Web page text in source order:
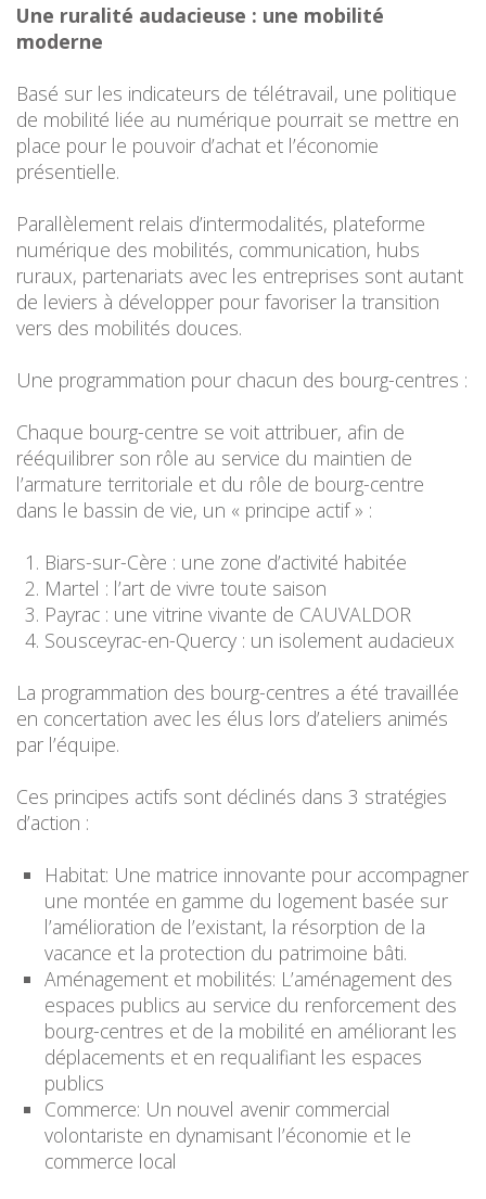
Une ruralité audacieuse : une mobilité
moderne
Basé sur les indicateurs de télétravail, une politique
de mobilité liée au numérique pourrait se mettre en
place pour le pouvoir d’achat et l’économie
présentielle.
Parallèlement relais d’intermodalités, plateforme
numérique des mobilités, communication, hubs
ruraux, partenariats avec les entreprises sont autant
de leviers à développer pour favoriser la transition
vers des mobilités douces.
Une programmation pour chacun des bourg-centres :
Chaque bourg-centre se voit attribuer, afin de
rééquilibrer son rôle au service du maintien de
l’armature territoriale et du rôle de bourg-centre
dans le bassin de vie, un « principe actif » :
Biars-sur-Cère : une zone d’activité habitée
Martel : l’art de vivre toute saison
Payrac : une vitrine vivante de CAUVALDOR
Sousceyrac-en-Quercy : un isolement audacieux
La programmation des bourg-centres a été travaillée
en concertation avec les élus lors d’ateliers animés
par l’équipe.
Ces principes actifs sont déclinés dans 3 stratégies
d’action :
Habitat: Une matrice innovante pour accompagner
une montée en gamme du logement basée sur
l’amélioration de l’existant, la résorption de la
vacance et la protection du patrimoine bâti.
Aménagement et mobilités: L’aménagement des
espaces publics au service du renforcement des
bourg-centres et de la mobilité en améliorant les
déplacements et en requalifiant les espaces
publics
Commerce: Un nouvel avenir commercial
volontariste en dynamisant l’économie et le
commerce local